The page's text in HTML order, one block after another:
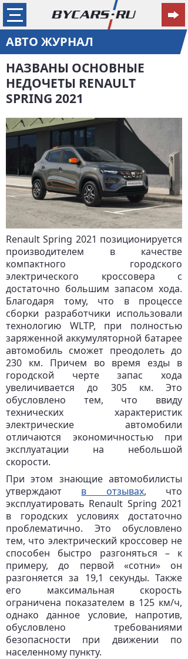
АВТО ЖУРНАЛ
НАЗВАНЫ ОСНОВНЫЕ
НЕДОЧЕТЫ RENAULT
SPRING 2021
Renault Spring 2021 позиционируется
производителем в качестве
компактного городского
электрического кроссовера с
достаточно большим запасом хода.
Благодаря тому, что в процессе
сборки разработчики использовали
технологию WLTP, при полностью
заряженной аккумуляторной батарее
автомобиль сможет преодолеть до
230 км. Причем во время езды в
городской черте запас хода
увеличивается до 305 км. Это
обусловлено тем, что ввиду
технических характеристик
электрические автомобили
отличаются экономичностью при
эксплуатации на небольшой
скорости.
При этом знающие автомобилисты
утверждают в отзывах, что
эксплуатировать Renault Spring 2021
в городских условиях достаточно
проблематично. Это обусловлено
тем, что электрический кроссовер не
способен быстро разгоняться – к
примеру, до первой «сотни» он
разгоняется за 19,1 секунды. Также
его максимальная скорость
ограничена показателем в 125 км/ч,
однако данное условие, напротив,
обусловлено требованиями
безопасности при движении по
населенному пункту.